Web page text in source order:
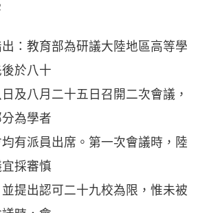
教育部為研議大陸地區高等學
於八十
及八月二十五日召開二次會議，
為學者
有派員出席。第一次會議時，陸
採審慎
提出認可二十九校為限，惟未被